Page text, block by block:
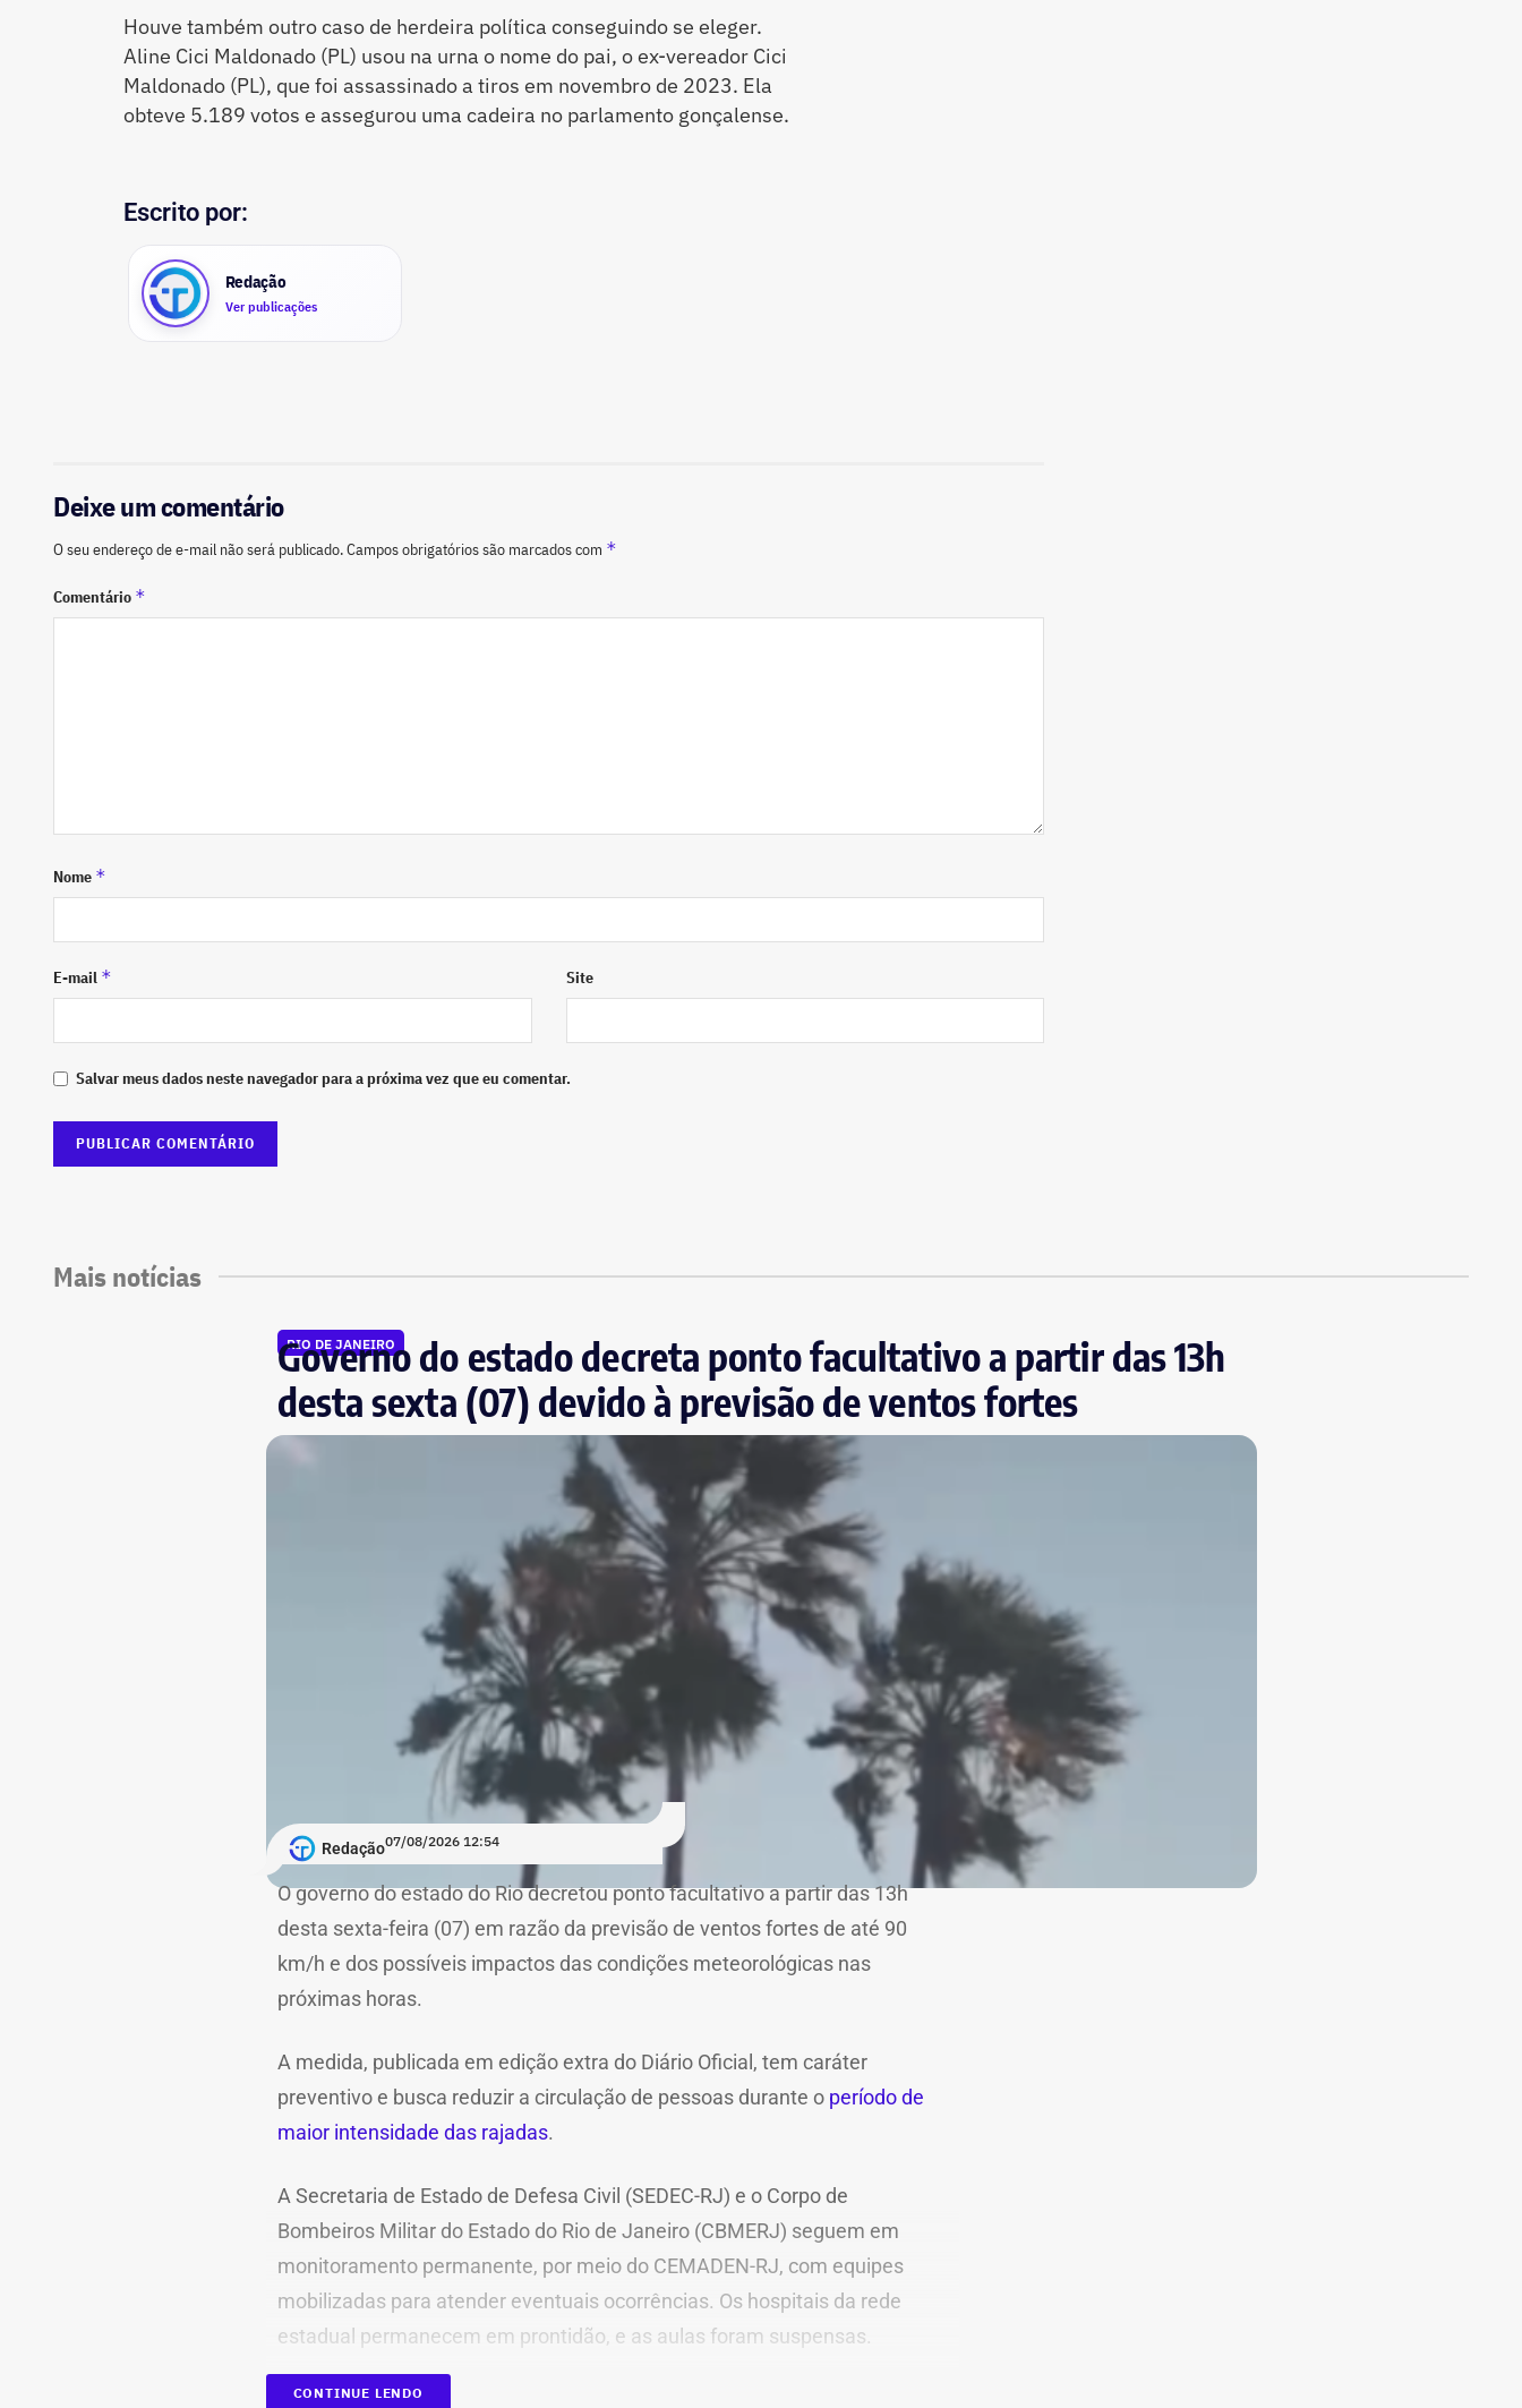
Houve também outro caso de herdeira política conseguindo se eleger.
Aline Cici Maldonado (PL) usou na urna o nome do pai, o ex-vereador Cici
Maldonado (PL), que foi assassinado a tiros em novembro de 2023. Ela
obteve 5.189 votos e assegurou uma cadeira no parlamento gonçalense.
Escrito por:
Redação
Ver publicações
Deixe um comentário
O seu endereço de e-mail não será publicado.Campos obrigatórios são marcados com *
Comentário *
Nome *
E-mail * Site
Salvar meus dados neste navegador para a próxima vez que eu comentar.
Mais notícias
RIO DE JANEIRO
Governo do estado decreta ponto facultativo a partir das 13h
desta sexta (07) devido à previsão de ventos fortes
Redação07/08/2026 12:54
O governo do estado do Rio decretou ponto facultativo a partir das 13h
desta sexta-feira (07) em razão da previsão de ventos fortes de até 90
km/h e dos possíveis impactos das condições meteorológicas nas
próximas horas.
A medida, publicada em edição extra do Diário Oficial, tem caráter
preventivo e busca reduzir a circulação de pessoas durante o período de
maior intensidade das rajadas.
A Secretaria de Estado de Defesa Civil (SEDEC-RJ) e o Corpo de
Bombeiros Militar do Estado do Rio de Janeiro (CBMERJ) seguem em
monitoramento permanente, por meio do CEMADEN-RJ, com equipes
mobilizadas para atender eventuais ocorrências. Os hospitais da rede
estadual permanecem em prontidão, e as aulas foram suspensas.
As autoridades orientam a população a evitar deslocamentos
CONTINUE LENDO